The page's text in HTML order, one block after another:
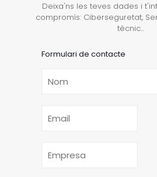
Deixa'ns les teves dades i
compromís: Ciberseguretat,
tècnic...
Formulari de contacte